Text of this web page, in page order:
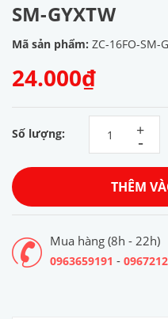
SM-GYXTW
Mã sản phẩm: ZC-16FO-SM-
24.000₫
Số lượng: -
+
THÊM
Mua hàng (8h - 22h)
0963659191 -